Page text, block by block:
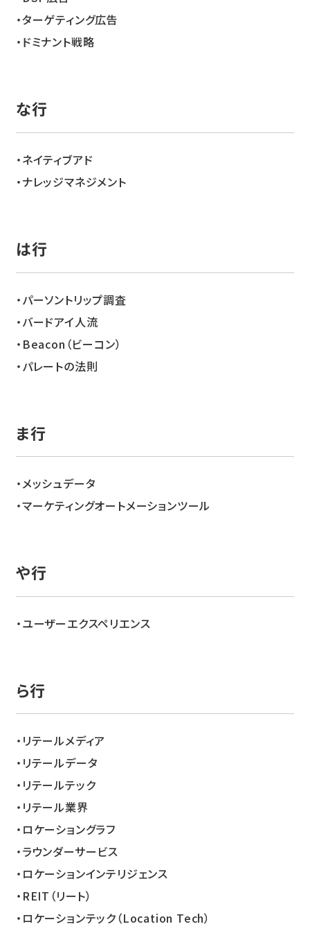
ターゲティング広告
ドミナント戦略
な
ネイティブアド
ナレッジマネジメント
は
パーソントリップ調査
バードアイ人流
Beacon（ビーコン）
パレートの法則
ま
メッシュデータ
マーケティングオートメーションツール
や
ユーザーエクスペリエンス
ら
リテールメディア
リテールデータ
リテールテック
リテール業界
ロケーショングラフ
ラウンダーサービス
ロケーションインテリジェンス
REIT（リート）
ロケーションテック（Location Tech）